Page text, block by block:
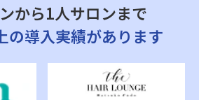
から1人サロンまで
の導入実績があります